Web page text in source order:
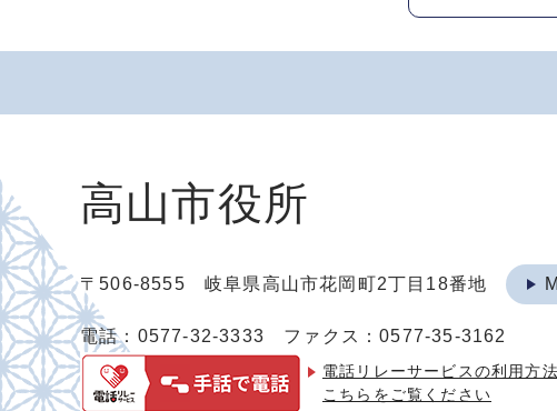
高山市役所
〒506-8555 岐阜県高山市花岡町2丁目18番地
電話：0577-32-3333 ファクス：0577-35-3162
電話リレーサービスの利用方
こちらをご覧ください